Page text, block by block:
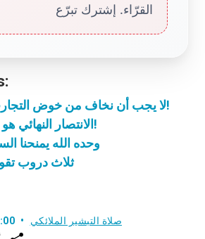
القرّاء. إشترك تبرّع
لا يجب أن نخاف من خوض التجارب مع المسيح!
الانتصار النهائي هو انتصار المحبة!
وحده الله يمنحنا
ثلاث دروب
صلاة التبشير الملائكي